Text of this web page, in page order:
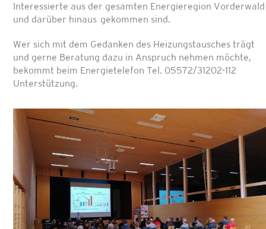
Interessierte aus der gesamten Energieregion Vorderwald
und darüber hinaus gekommen sind.
Wer sich mit dem Gedanken des Heizungstausches trägt
und gerne Beratung dazu in Anspruch nehmen möchte,
bekommt beim Energietelefon Tel. 05572/31202-112
Unterstützung.